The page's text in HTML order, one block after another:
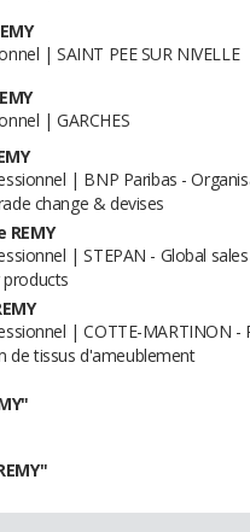
| SAINT PEE SUR NIVELLE
| GARCHES
| BNP Paribas -
change & devises
REMY
| STEPAN - Global
| COTTE-MARTINON -
de tissus d'ameublement